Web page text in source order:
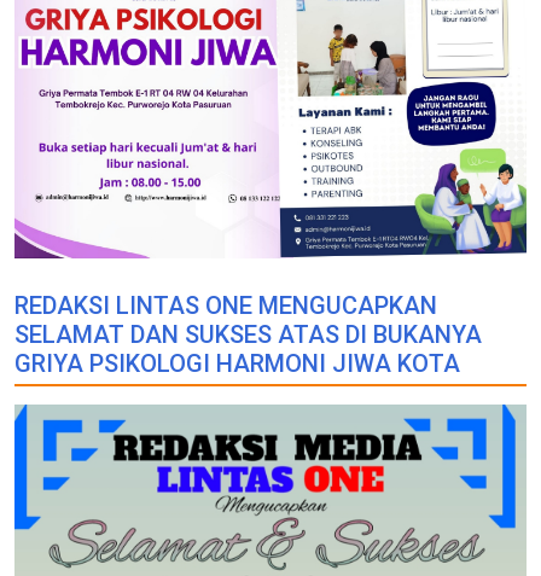
REDAKSI LINTAS ONE MENGUCAPKAN
SELAMAT DAN SUKSES ATAS DI BUKANYA
GRIYA PSIKOLOGI HARMONI JIWA KOTA